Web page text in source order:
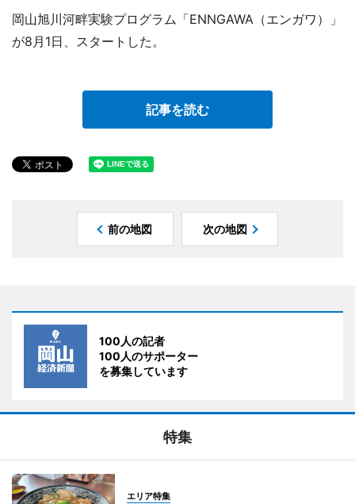
岡山旭川河畔実験プログラム「ENNGAWA（エンガワ）」
が8月1日、スタートした。
記事を読む
前の地図 次の地図
100人の記者
100人のサポーター
を募集しています
特集
エリア特集